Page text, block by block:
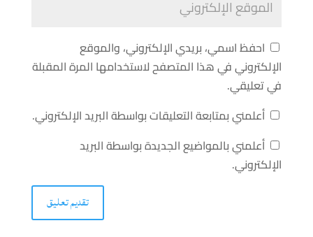
احفظ اسمي، بريدي الإلكتروني، والموقع
الإلكتروني في هذا المتصفح لاستخدامها المرة المقبلة
في تعليقي.
أعلمني بمتابعة التعليقات بواسطة البريد الإلكتروني.
أعلمني بالمواضيع الجديدة بواسطة البريد
الإلكتروني.